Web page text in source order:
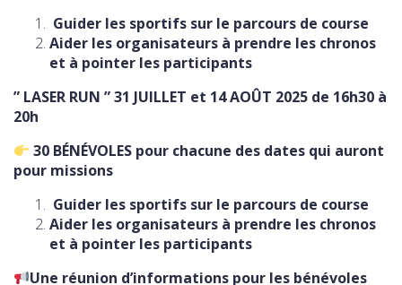
Guider les sportifs sur le parcours de course
Aider les organisateurs à prendre les chronos
et à pointer les participants
” LASER RUN ” 31 JUILLET et 14 AOÛT 2025 de 16h30 à
20h
30 BÉNÉVOLES pour chacune des dates qui auront
pour missions
Guider les sportifs sur le parcours de course
Aider les organisateurs à prendre les chronos
et à pointer les participants
Une réunion d’informations pour les bénévoles